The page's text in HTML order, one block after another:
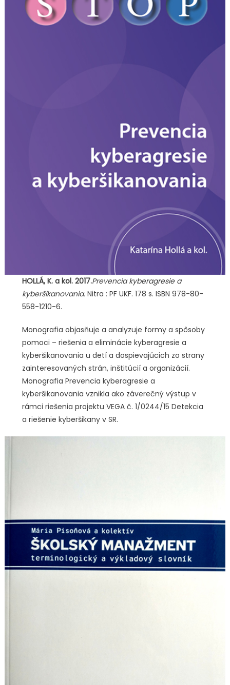
HOLLÁ, K. a kol. 2017.Prevencia kyberagresie a
kyberšikanovania. Nitra : PF UKF. 178 s. ISBN 978-80-
558-1210-6.
Monografia objasňuje a analyzuje formy a spôsoby
pomoci – riešenia a eliminácie kyberagresie a
kyberšikanovania u detí a dospievajúcich zo strany
zainteresovaných strán, inštitúcií a organizácií.
Monografia Prevencia kyberagresie a
kyberšikanovania vznikla ako záverečný výstup v
rámci riešenia projektu VEGA č. 1/0244/15 Detekcia
a riešenie kyberšikany v SR.